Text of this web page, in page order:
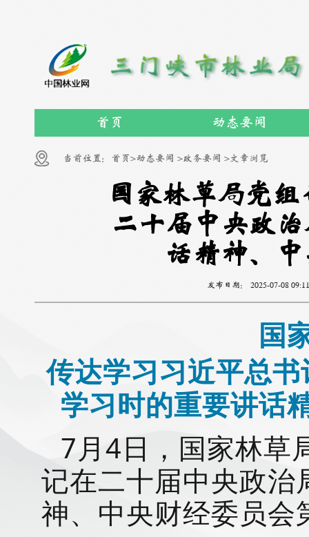
首页 动态要闻
当前位置： 首页>动态要闻 >政务要闻 >文章浏览
国家林草局党
二十届中央政
话精神、
发布日期： 2025-07-08 09:11
国
传达学习习近平总
学习时的重要讲话
7月4日， 国家林草
记在二十届中央政
神、中央财经委员